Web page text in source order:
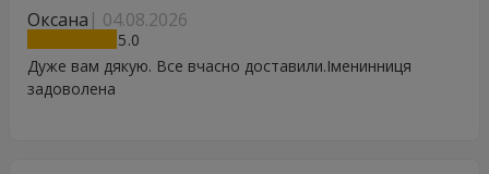
Оксана 04.08.2026
5
Дуже вам дякую. Все вчасно доставили.Іменинниця
задоволена